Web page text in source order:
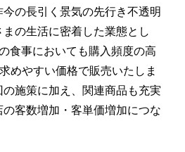
の長引く景気の先行き不透明
の生活に密着した業態とし
食事においても購入頻度の高
めやすい価格で販売いたしま
施策に加え、関連商品も充実
客数増加・客単価増加につな